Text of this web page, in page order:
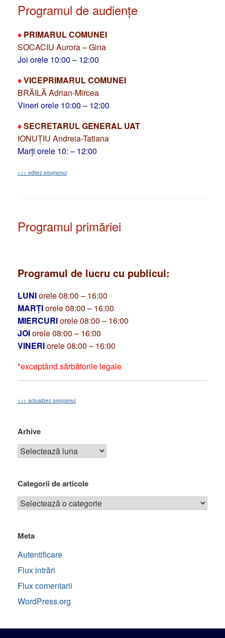
Programul de audiențe
♦ PRIMARUL COMUNEI
SOCACIU Aurora – Gina
Joi orele 10:00 – 12:00
♦VICEPRIMARUL COMUNEI
BRĂILĂ Adrian-Mircea
Vineri orele 10:00 – 12:00
♦SECRETARUL GENERAL UAT
IONUȚIU Andreia-Tatiana
Marți orele 10: – 12:00
>>> editez programul
Programul primăriei
Programul de lucru cu publicul:
LUNIorele 08:00 – 16:00
MARȚIorele 08:00 – 16:00
MIERCURIorele 08:00 – 16:00
JOIorele 08:00 – 16:00
VINERIorele 08:00 – 16:00
*exceptând sărbătorile legale
>>> actualizez programul
Arhive
Categorii de articole
Meta
Autentificare
Flux intrări
Flux comentarii
WordPress.org